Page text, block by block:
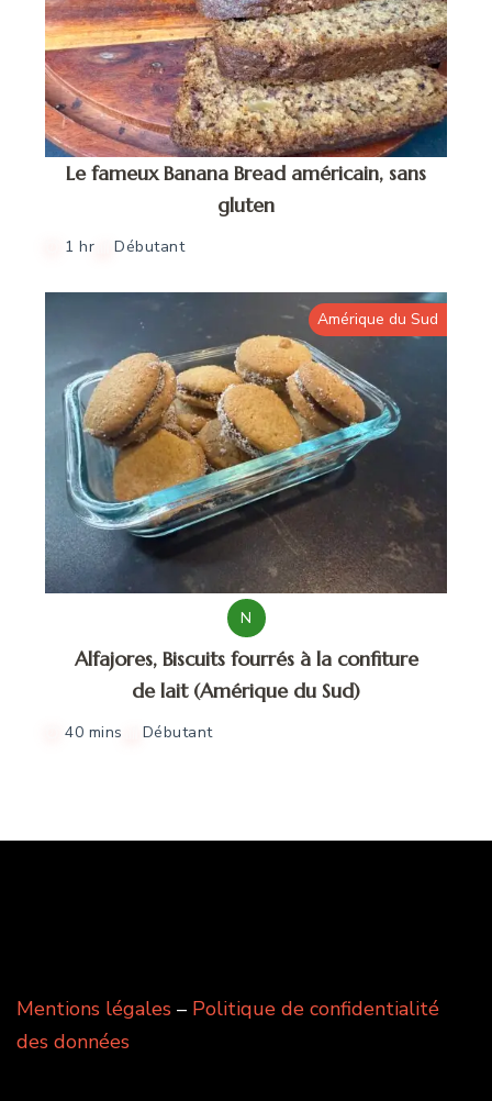
Le fameux Banana Bread américain, sans
gluten
1 hr Débutant
Amérique du Sud
N
Alfajores, Biscuits fourrés à la confiture
de lait (Amérique du Sud)
40 mins Débutant
Mentions légales – Politique de confidentialité
des données